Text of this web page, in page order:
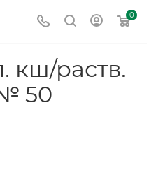
0
кш/раств.
50